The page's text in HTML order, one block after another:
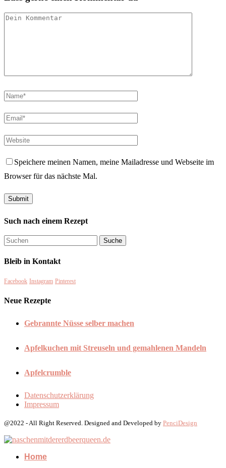
Speichere meinen Namen, meine Mailadresse und Webseite im
Browser für das nächste Mal.
Such nach einem Rezept
Bleib in Kontakt
Facebook Instagram Pinterest
Neue Rezepte
Gebrannte Nüsse selber machen
Apfelkuchen mit Streuseln und gemahlenen Mandeln
Apfelcrumble
Datenschutzerklärung
Impressum
@2022 - All Right Reserved. Designed and Developed by PenciDesign
Home